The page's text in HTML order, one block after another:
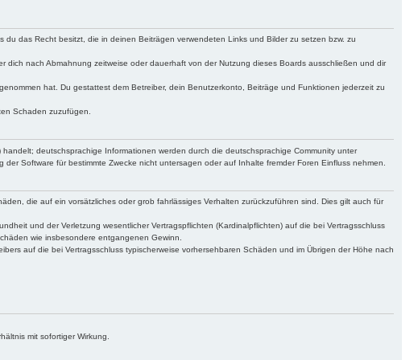
das Recht besitzt, die in deinen Beiträgen verwendeten Links und Bilder zu setzen bzw. zu
nach Abmahnung zeitweise oder dauerhaft von der Nutzung dieses Boards ausschließen und dir
hat. Du gestattest dem Betreiber, dein Benutzerkonto, Beiträge und Funktionen jederzeit zu
Schaden zuzufügen.
deutschsprachige Informationen werden durch die deutschsprachige Community unter
Software für bestimmte Zwecke nicht untersagen oder auf Inhalte fremder Foren Einfluss nehmen.
die auf ein vorsätzliches oder grob fahrlässiges Verhalten zurückzuführen sind. Dies gilt auch für
und der Verletzung wesentlicher Vertragspflichten (Kardinalpflichten) auf die bei Vertragsschluss
wie insbesondere entgangenen Gewinn.
auf die bei Vertragsschluss typischerweise vorhersehbaren Schäden und im Übrigen der Höhe nach
mit sofortiger Wirkung.